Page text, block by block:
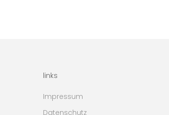
links
Impressum
Datenschutz